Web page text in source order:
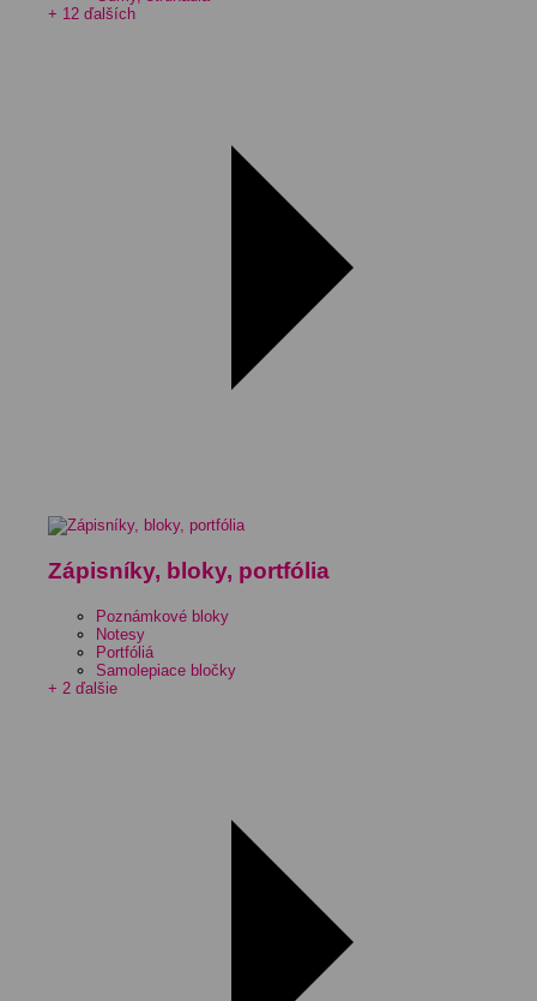
+ 12 ďalších
Zápisníky, bloky, portfólia
Poznámkové bloky
Notesy
Portfóliá
Samolepiace bločky
+ 2 ďalšie